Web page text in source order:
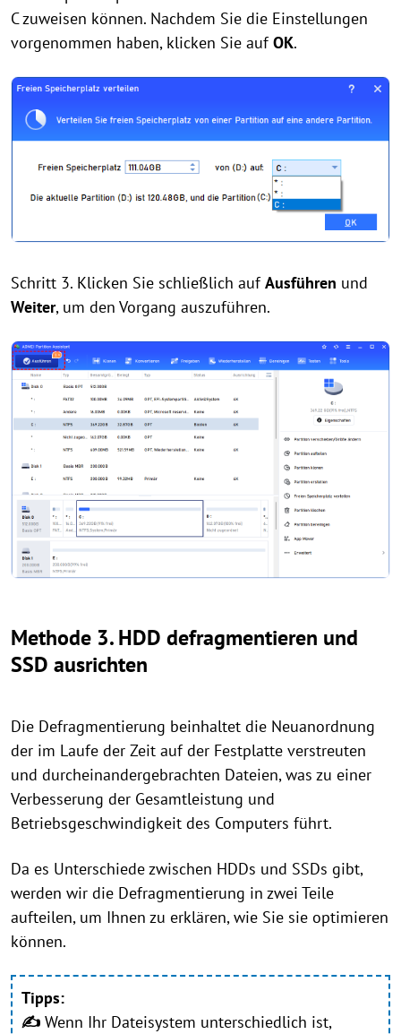
C zuweisen können. Nachdem Sie die Einstellungen
vorgenommen haben, klicken Sie aufOK.
Schritt 3. Klicken Sie schließlich aufAusführen und
Weiter, um den Vorgang auszuführen.
Methode 3. HDD defragmentieren und
SSD ausrichten
Die Defragmentierung beinhaltet die Neuanordnung
der im Laufe der Zeit auf der Festplatte verstreuten
und durcheinandergebrachten Dateien, was zu einer
Verbesserung der Gesamtleistung und
Betriebsgeschwindigkeit des Computers führt.
Da es Unterschiede zwischen HDDs und SSDs gibt,
werden wir die Defragmentierung in zwei Teile
aufteilen, um Ihnen zu erklären, wie Sie sie optimieren
können.
Tipps:
✍ Wenn Ihr Dateisystem unterschiedlich ist,